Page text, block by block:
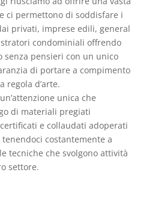
ci permettono di soddisfare i
privati, imprese edili, general
condominiali offrendo
senza pensieri con un unico
di portare a compimento
regola d’arte.
unica che
di materiali pregiati
e collaudati adoperati
costantemente a
tecniche che svolgono attività
settore.